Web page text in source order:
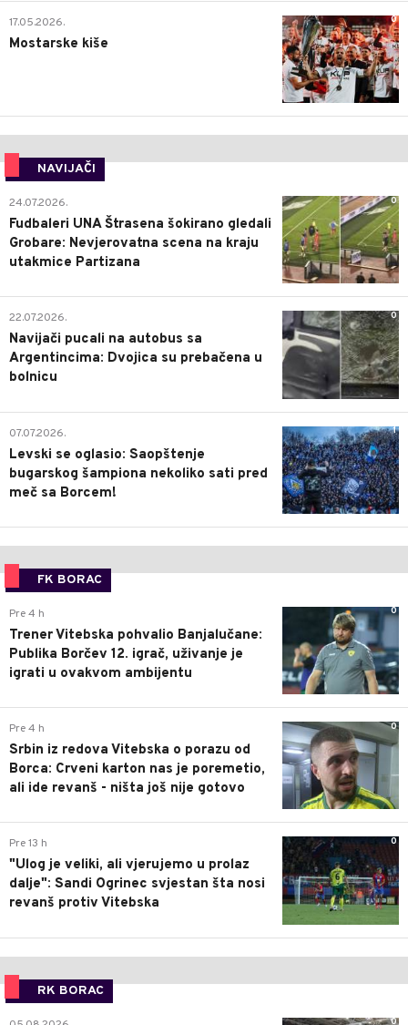
0
17.05.2026.
Mostarske kiše
NAVIJAČI
0
24.07.2026.
Fudbaleri UNA Štrasena šokirano gledali
Grobare: Nevjerovatna scena na kraju
utakmice Partizana
0
22.07.2026.
Navijači pucali na autobus sa
Argentincima: Dvojica su prebačena u
bolnicu
1
07.07.2026.
Levski se oglasio: Saopštenje
bugarskog šampiona nekoliko sati pred
meč sa Borcem!
FK BORAC
0
Pre 4 h
Trener Vitebska pohvalio Banjalučane:
Publika Borčev 12. igrač, uživanje je
igrati u ovakvom ambijentu
0
Pre 4 h
Srbin iz redova Vitebska o porazu od
Borca: Crveni karton nas je poremetio,
ali ide revanš - ništa još nije gotovo
0
Pre 13 h
"Ulog je veliki, ali vjerujemo u prolaz
dalje": Sandi Ogrinec svjestan šta nosi
revanš protiv Vitebska
RK BORAC
0